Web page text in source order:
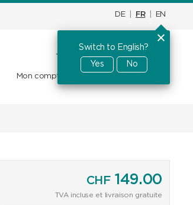
DE FR EN
Switch to English?
Yes
No
Panier d'achat CHF0.00
Mon compte
CHF149.00
TVA incluse et livraison gratuite